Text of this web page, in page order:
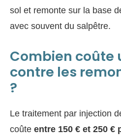
sol et remonte sur la base
avec souvent du salpêtre.
Combien coûte
contre les
?
Le traitement par injection
coûte entre 150 € et 250 €